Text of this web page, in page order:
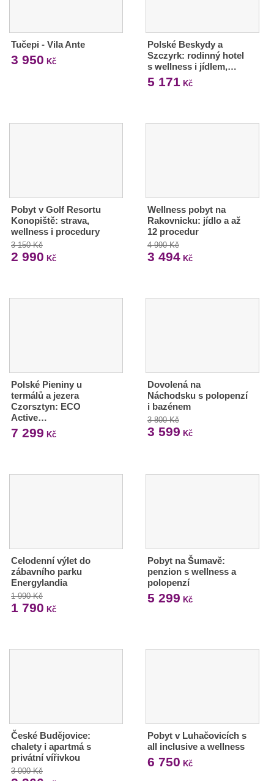
Tučepi - Vila Ante
3 950 Kč
Polské Beskydy a
Szczyrk: rodinný hotel
s wellness i jídlem,…
5 171 Kč
Pobyt v Golf Resortu
Konopiště: strava,
wellness i procedury
3 150 Kč
2 990 Kč
Wellness pobyt na
Rakovnicku: jídlo a až
12 procedur
4 990 Kč
3 494Kč
Polské Pieniny u
termálů a jezera
Czorsztyn: ECO
Active…
7 299 Kč
Dovolená na
Náchodsku s polopenzí
i bazénem
3 800 Kč
3 599 Kč
Celodenní výlet do
zábavního parku
Energylandia
1 990 Kč
1 790 Kč
Pobyt na Šumavě:
penzion s wellness a
polopenzí
5 299 Kč
České Budějovice:
chalety i apartmá s
privátní vířivkou
3 000 Kč
Pobyt v Luhačovicích s
all inclusive a wellness
6 750 Kč